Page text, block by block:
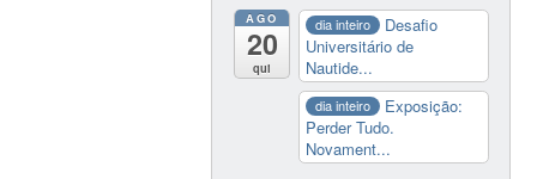
AGO
20
qui
dia inteiro
Desafio
Universitário de
Nautide...
dia inteiro
Exposição:
Perder Tudo.
Novament...